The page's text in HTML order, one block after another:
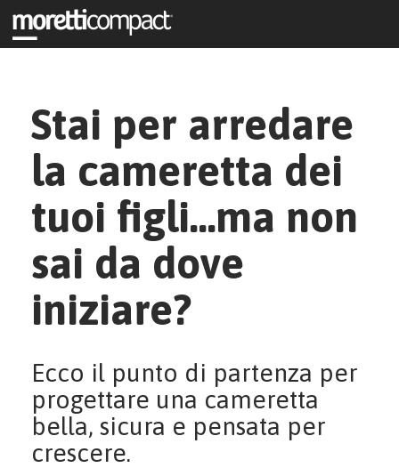
Stai per arredare
la cameretta dei
tuoi figli…ma non
sai da dove
iniziare?
Ecco il punto di partenza per
progettare una cameretta
bella, sicura e pensata per
crescere.